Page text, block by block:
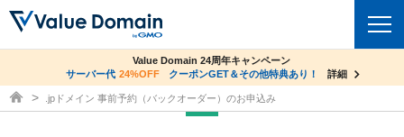
ドメイントップ
co.jpドメイン✕コアサーバーV2ビジネス応援キャンペーン
サーバー料金1年間無料
詳細
Value Domain 24周年キャンペーン
サーバー代 24%OFF クーポンGET＆その他特典あり！ 詳細
ドメイン取得ならバリュードメイン
.jpドメイン 事前予約（バックオーダー）のお申込み